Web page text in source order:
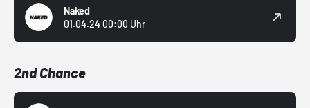
Naked
01.04.24 00:00 Uhr
2nd Chance